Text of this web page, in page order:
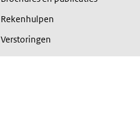
Rekenhulpen
Verstoringen